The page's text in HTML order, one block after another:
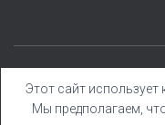
КАТЕГОРИИ БЛОГ
Этот сайт использует
Мы предполагаем,